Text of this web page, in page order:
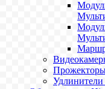
Удлинители